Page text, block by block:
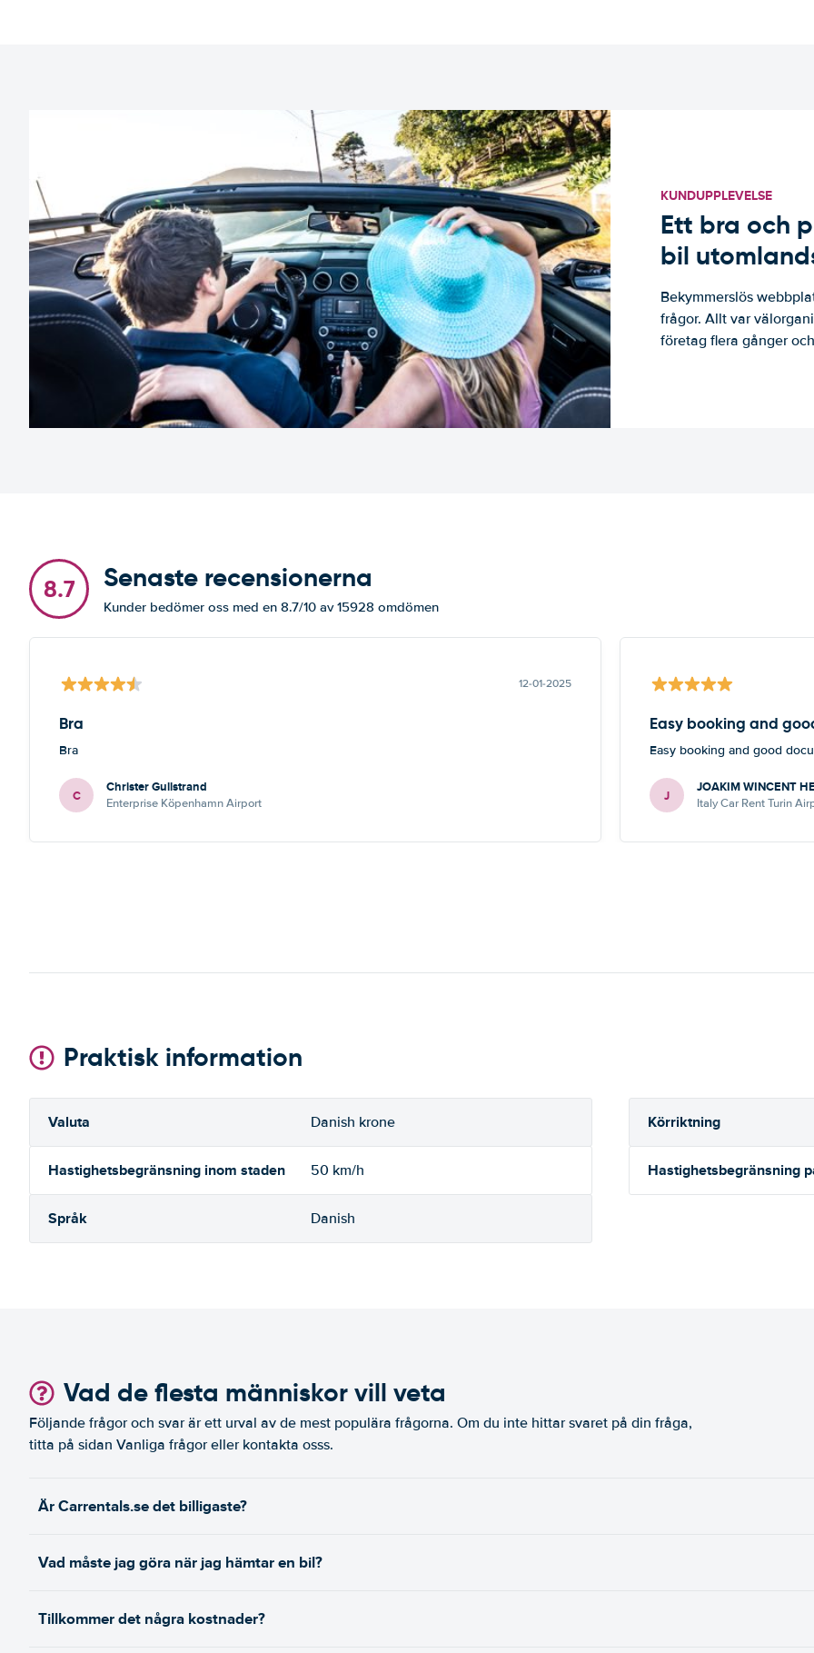
KUNDUPPLEVELSE
Ett bra och
bil
Bekymmerslös
frågor. Allt var
företag flera gånger
8.7 Senaste recensionerna
Kunder bedömer oss med en 8.7/10 av 15928 omdömen
12-01-2025
Bra
Bra
C Christer Gullstrand
Enterprise Köpenhamn Airport
Easy booking and
Easy booking and good
J JOAKIM WINCENT
Italy Car Rent Turin
Praktisk information
Valuta Danish krone Körriktning
Hastighetsbegränsning inom staden 50 km/h Hastighetsbegränsning
Språk Danish
Vad de flesta människor vill veta
Följande frågor och svar är ett urval av de mest populära frågorna. Om du inte hittar svaret på din fråga,
titta på sidan Vanliga frågor eller kontakta osss.
Är Carrentals.se det billigaste?
Vad måste jag göra när jag hämtar en bil?
Tillkommer det några kostnader?